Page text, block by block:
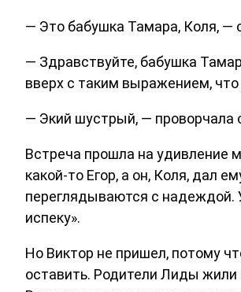
— Это бабушка Тамара, Коля, —
— Здравствуйте, бабушка
вверх с таким выражением,
— Экий шустрый, — проворчала
Встреча прошла на удивление
какой-то Егор, а он, Коля, дал
переглядываются с надеждой.
испеку».
Но Виктор не пришел, потому
оставить. Родители Лиды жили